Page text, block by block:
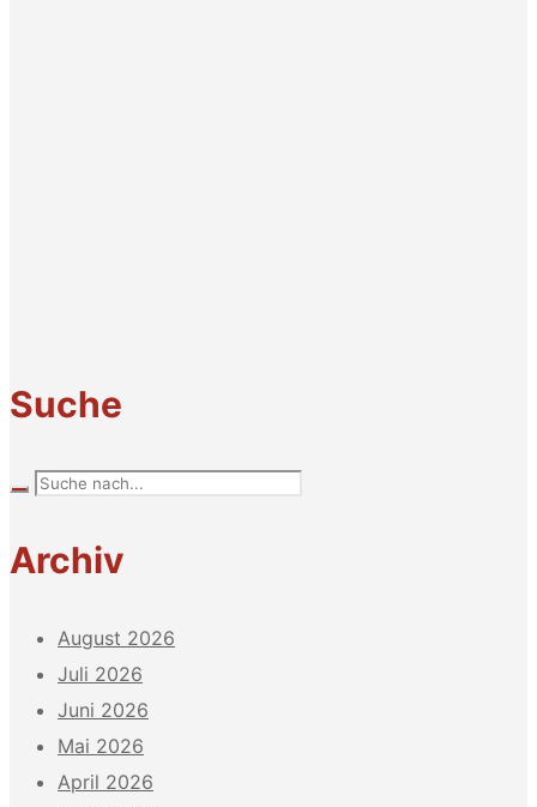
Suche
Archiv
August 2026
Juli 2026
Juni 2026
Mai 2026
April 2026